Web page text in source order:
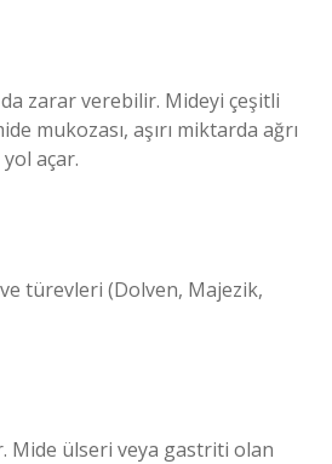
zarar verebilir. Mideyi çeşitli
mukozası, aşırı miktarda ağrı
açar.
türevleri (Dolven, Majezik,
Mide ülseri veya gastriti olan